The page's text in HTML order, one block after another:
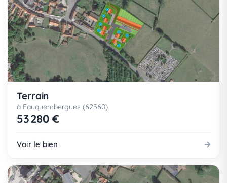
Terrain
à Fauquembergues (62560)
53 280 €
Voir le bien